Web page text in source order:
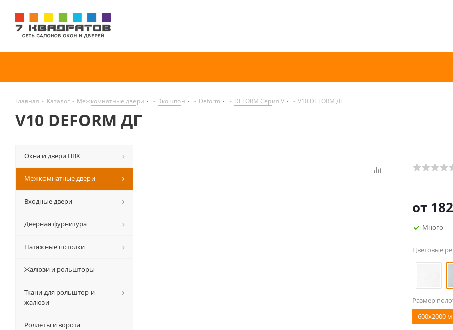
Главная - Каталог - Межкомнатные двери - Экошпон - Deform - DEFORM Серия V - V10 DEFORM ДГ
V10 DEFORM ДГ
от
Много
Цветовые
Размер
600x2000
Окна и двери ПВХ
Межкомнатные двери
Входные двери
Дверная фурнитура
Натяжные потолки
Жалюзи и рольшторы
Ткани для рольштор и
жалюзи
Роллеты и ворота